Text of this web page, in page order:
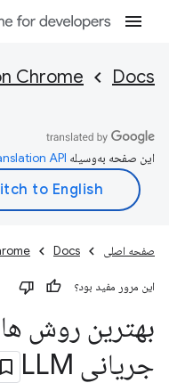
Docs
Chrome
این صفحه به‌وسیله
صفحه اصلی Docs
این مرور مفید بود؟
بهترین روش ها
جریانی LLM